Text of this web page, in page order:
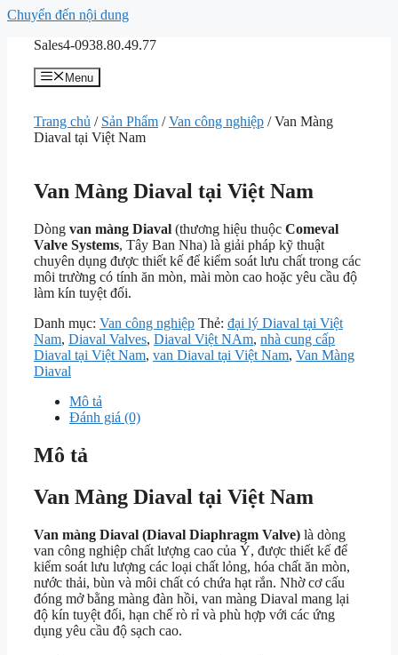
Chuyển đến nội dung
Sales4-0938.80.49.77
Menu
Trang chủ / Sản Phẩm /Van công nghiệp / Van Màng
Diaval tại Việt Nam
Van Màng Diaval tại Việt Nam
Dòng van màng Diaval (thương hiệu thuộc Comeval
Valve Systems, Tây Ban Nha) là giải pháp kỹ thuật
chuyên dụng được thiết kế để kiểm soát lưu chất trong các
môi trường có tính ăn mòn, mài mòn cao hoặc yêu cầu độ
làm kín tuyệt đối.
Danh mục: Van công nghiệp Thẻ: đại lý Diaval tại Việt
Nam, Diaval Valves, Diaval Việt NAm, nhà cung cấp
Diaval tại Việt Nam, van Diaval tại Việt Nam, Van Màng
Diaval
Mô tả
Đánh giá (0)
Mô tả
Van Màng Diaval tại Việt Nam
Van màng Diaval (Diaval Diaphragm Valve) là dòng
van công nghiệp chất lượng cao của Ý, được thiết kế để
kiểm soát lưu lượng các loại chất lỏng, hóa chất ăn mòn,
nước thải, bùn và môi chất có chứa hạt rắn. Nhờ cơ cấu
đóng mở bằng màng đàn hồi, van màng Diaval mang lại
độ kín tuyệt đối, hạn chế rò rỉ và phù hợp với các ứng
dụng yêu cầu độ sạch cao.